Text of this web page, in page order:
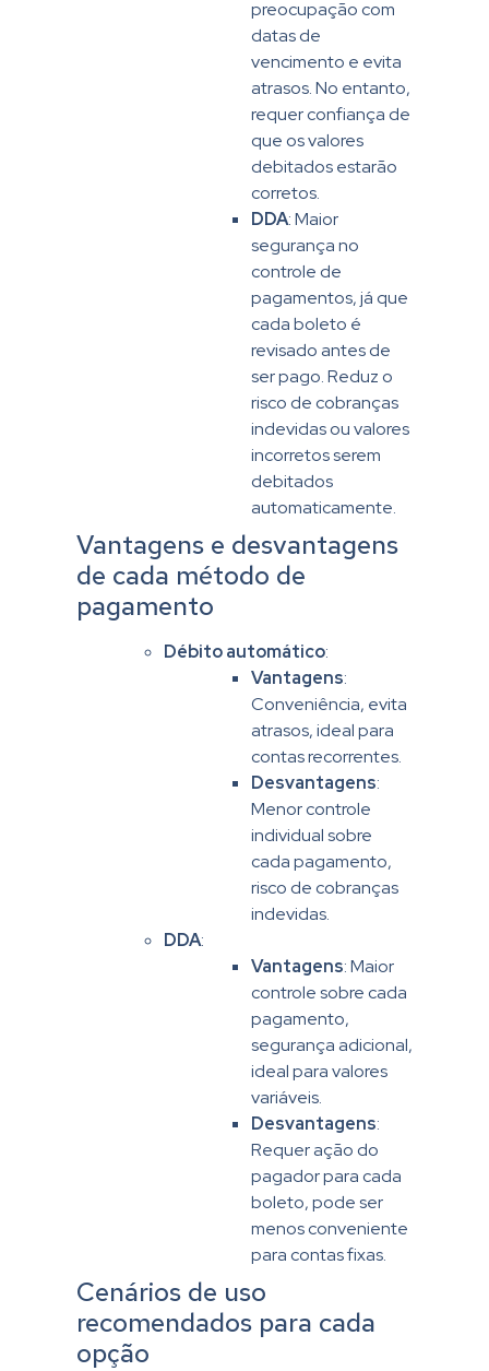
preocupação com
datas de
vencimento e evita
atrasos. No entanto,
requer confiança de
que os valores
debitados estarão
corretos.
DDA: Maior
segurança no
controle de
pagamentos, já que
cada boleto é
revisado antes de
ser pago. Reduz o
risco de cobranças
indevidas ou valores
incorretos serem
debitados
automaticamente.
Vantagens e desvantagens
de cada método de
pagamento
Débito automático:
Vantagens:
Conveniência, evita
atrasos, ideal para
contas recorrentes.
Desvantagens:
Menor controle
individual sobre
cada pagamento,
risco de cobranças
indevidas.
DDA:
Vantagens: Maior
controle sobre cada
pagamento,
segurança adicional,
ideal para valores
variáveis.
Desvantagens:
Requer ação do
pagador para cada
boleto, pode ser
menos conveniente
para contas fixas.
Cenários de uso
recomendados para cada
opção